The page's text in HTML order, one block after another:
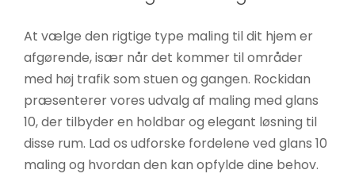
At vælge den rigtige type maling til dit hjem er
afgørende, især når det kommer til områder
med høj trafik som stuen og gangen. Rockidan
præsenterer vores udvalg af maling med glans
10, der tilbyder en holdbar og elegant løsning til
disse rum. Lad os udforske fordelene ved glans 10
maling og hvordan den kan opfylde dine behov.